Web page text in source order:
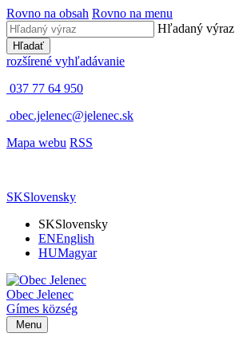
Rovno na obsah Rovno na menu
Hľadaný výraz
Hľadať
rozšírené vyhľadávanie
037 77 64 950
obec.jelenec@jelenec.sk
Mapa webu RSS
SKSlovensky
SKSlovensky
ENEnglish
HUMagyar
Obec Jelenec
Gímes község
Menu